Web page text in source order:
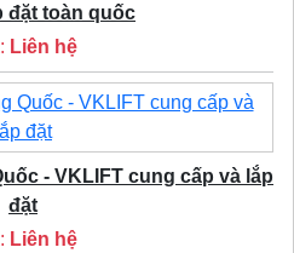
đặt toàn quốc
Liên hệ
- VKLIFT cung cấp và lắp
đặt
Liên hệ